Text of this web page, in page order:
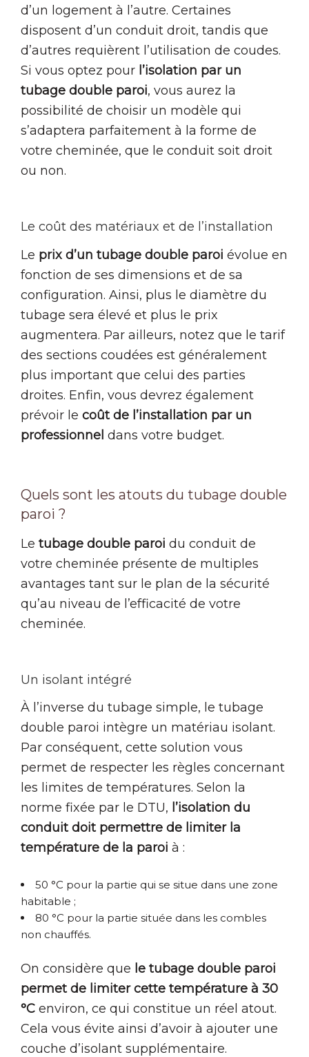
d’un logement à l’autre. Certaines
disposent d’un conduit droit, tandis que
d’autres requièrent l’utilisation de coudes.
Si vous optez pour l’isolation par un
tubage double paroi, vous aurez la
possibilité de choisir un modèle qui
s’adaptera parfaitement à la forme de
votre cheminée, que le conduit soit droit
ou non.
Le coût des matériaux et de l’installation
Le prix d’un tubage double paroi évolue en
fonction de ses dimensions et de sa
configuration. Ainsi, plus le diamètre du
tubage sera élevé et plus le prix
augmentera. Par ailleurs, notez que le tarif
des sections coudées est généralement
plus important que celui des parties
droites. Enfin, vous devrez également
prévoir le coût de l’installation par un
professionnel dans votre budget.
Quels sont les atouts du tubage double
paroi ?
Le tubage double paroi du conduit de
votre cheminée présente de multiples
avantages tant sur le plan de la sécurité
qu’au niveau de l’efficacité de votre
cheminée.
Un isolant intégré
À l’inverse du tubage simple, le tubage
double paroi intègre un matériau isolant.
Par conséquent, cette solution vous
permet de respecter les règles concernant
les limites de températures. Selon la
norme fixée par le DTU, l’isolation du
conduit doit permettre de limiter la
température de la paroi à :
50 °C pour la partie qui se situe dans une zone
habitable ;
80 °C pour la partie située dans les combles
non chauffés.
On considère que le tubage double paroi
permet de limiter cette température à 30
°C environ, ce qui constitue un réel atout.
Cela vous évite ainsi d’avoir à ajouter une
couche d’isolant supplémentaire.